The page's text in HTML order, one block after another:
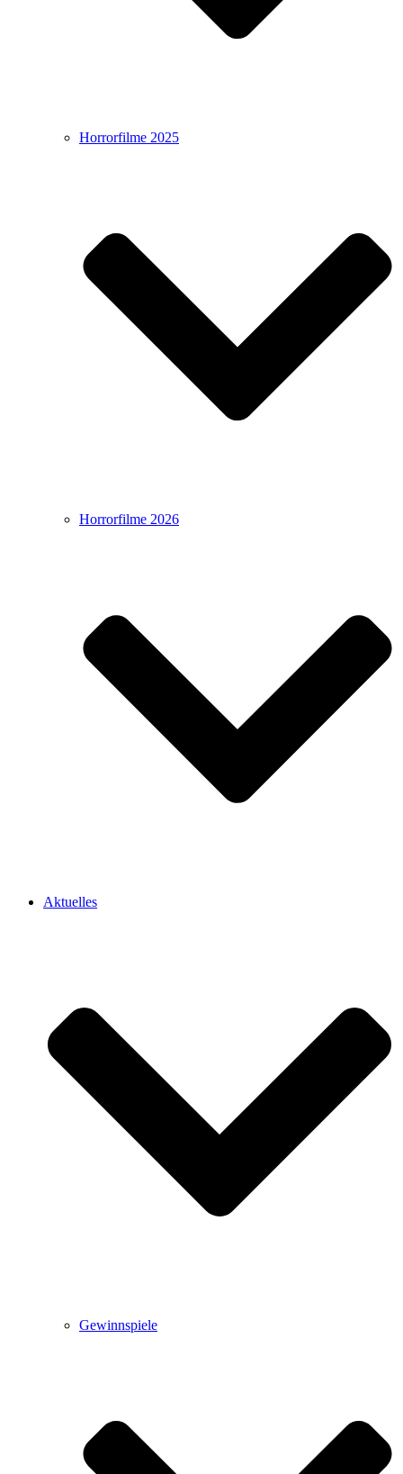
Horrorfilme 2025
Horrorfilme 2026
Aktuelles
Gewinnspiele